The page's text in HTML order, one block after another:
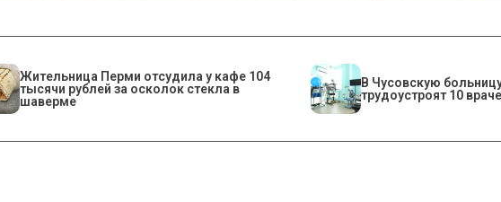
Жительница Перми отсудила у кафе 104
тысячи рублей за осколок стекла в
шаверме
В Чусовскую
трудоустроят 10